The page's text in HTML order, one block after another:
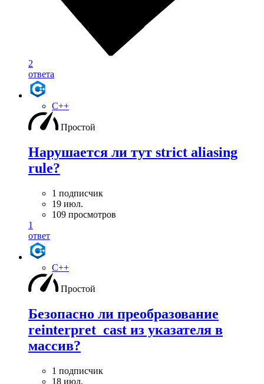
2
ответа
C++
Простой
Нарушается ли тут strict aliasing
rule?
1 подписчик
19 июл.
109 просмотров
1
ответ
C++
Простой
Безопасно ли преобразование
reinterpret_cast из указателя в
массив?
1 подписчик
18 июл.